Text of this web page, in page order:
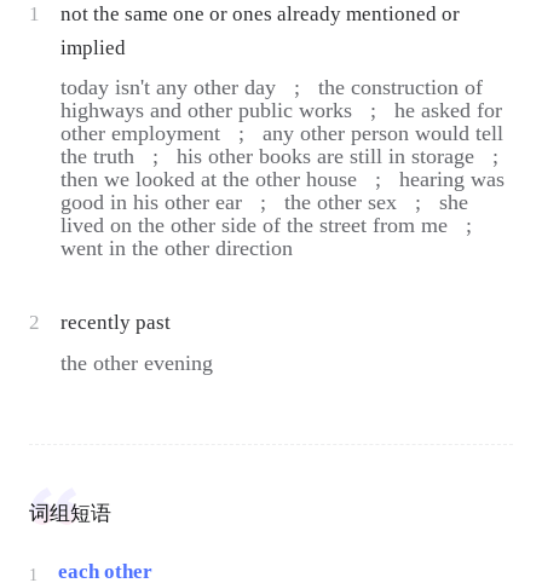
1
not the same one or ones already mentioned or
implied
today isn't any other day ;
the construction of
highways and other public works ;
he asked for
other employment ;
any other person would tell
the truth ;
his other books are still in storage ;
then we looked at the other house ;
hearing was
good in his other ear ;
the other sex ;
she
lived on the other side of the street from me ;
went in the other direction
2 recently past
the other evening
词组短语
1
each other